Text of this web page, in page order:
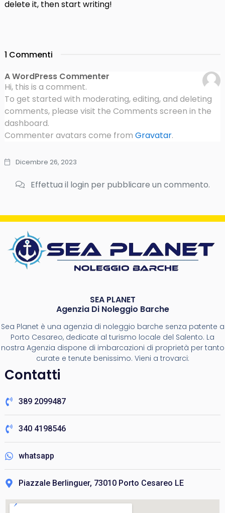
delete it, then start writing!
1 Commenti
A WordPress Commenter
Hi, this is a comment.
To get started with moderating, editing, and deleting
comments, please visit the Comments screen in the
dashboard.
Commenter avatars come from Gravatar.
Dicembre 26, 2023
Effettua il login per pubblicare un commento.
SEA PLANET
Agenzia Di Noleggio Barche
Sea Planet è una agenzia di noleggio barche senza patente a
Porto Cesareo, dedicate al turismo locale del Salento. La
nostra Agenzia dispone di imbarcazioni di proprietà per tanto
curate e tenute benissimo. Vieni a trovarci:
Contatti
389 2099487
340 4198546
whatsapp
Piazzale Berlinguer, 73010 Porto Cesareo LE